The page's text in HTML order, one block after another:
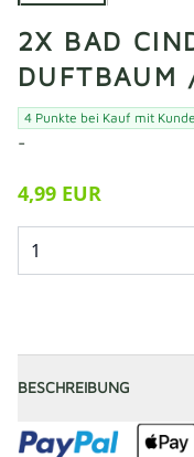
2X BAD
DUFTBAUM
4 Punkte bei Kauf mit
-
4,99 EUR
BESCHREIBUNG